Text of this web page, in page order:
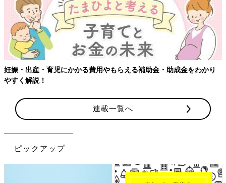
連載一覧へ
ピックアップ